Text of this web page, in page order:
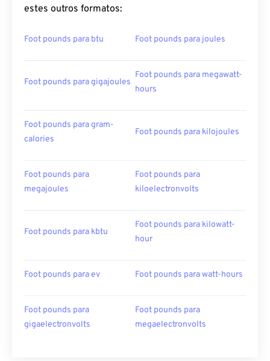
estes outros formatos:
Foot pounds para btu Foot pounds para joules
Foot pounds para gigajoules
Foot pounds para megawatt-
hours
Foot pounds para gram-
calories
Foot pounds para kilojoules
Foot pounds para
megajoules
Foot pounds para
kiloelectronvolts
Foot pounds para kbtu
Foot pounds para kilowatt-
hour
Foot pounds para ev Foot pounds para watt-hours
Foot pounds para
gigaelectronvolts
Foot pounds para
megaelectronvolts